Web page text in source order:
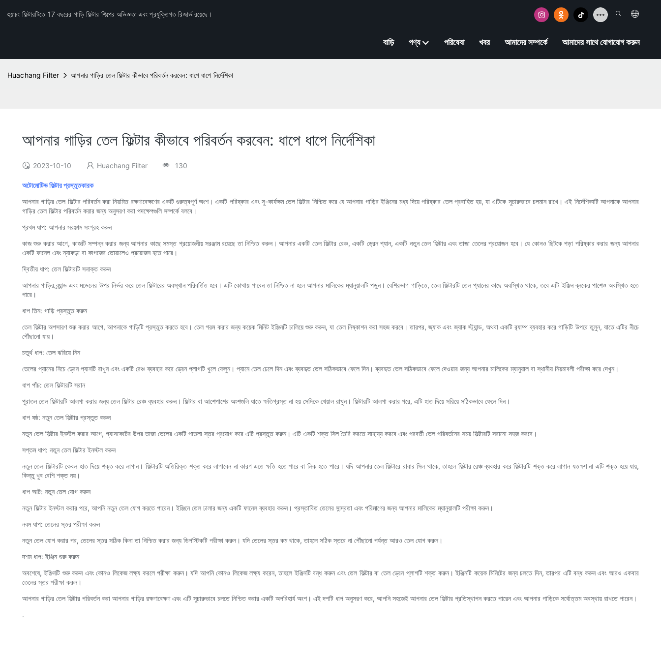
হুয়াচং ফিল্টারটিতে 17 বছরের গাড়ি ফিল্টার শিল্পের অভিজ্ঞতা এবং প্রযুক্তিগত রিজার্ভ রয়েছে।
বাড়ি পণ্য পরিষেবা খবর আমাদের সম্পর্কে আমাদের সাথে যোগাযোগ করুন
Huachang Filter আপনার গাড়ির তেল ফিল্টার কীভাবে পরিবর্তন করবেন: ধাপে ধাপে নির্দেশিকা
আপনার গাড়ির তেল ফিল্টার কীভাবে পরিবর্তন করবেন: ধাপে ধাপে নির্দেশিকা
2023-10-10 Huachang Filter 130
অটোমোটিভ ফিল্টার প্রস্তুতকারক
আপনার গাড়ির তেল ফিল্টার পরিবর্তন করা নিয়মিত রক্ষণাবেক্ষণের একটি গুরুত্বপূর্ণ অংশ। একটি পরিষ্কার এবং সু-কার্যক্ষম তেল ফিল্টার নিশ্চিত করে যে আপনার গাড়ির ইঞ্জিনের মধ্য দিয়ে পরিষ্কার তেল প্রবাহিত হয়, যা এটিকে সুচারুভাবে চলমান রাখে। এই নির্দেশিকাটি আপনাকে আপনার
গাড়ির তেল ফিল্টার পরিবর্তন করার জন্য অনুসরণ করা পদক্ষেপগুলি সম্পর্কে বলবে।
প্রথম ধাপ: আপনার সরঞ্জাম সংগ্রহ করুন
কাজ শুরু করার আগে, কাজটি সম্পন্ন করার জন্য আপনার কাছে সমস্ত প্রয়োজনীয় সরঞ্জাম রয়েছে তা নিশ্চিত করুন। আপনার একটি তেল ফিল্টার রেঞ্চ, একটি ড্রেন প্যান, একটি নতুন তেল ফিল্টার এবং তাজা তেলের প্রয়োজন হবে। যে কোনও ছিটকে পড়া পরিষ্কার করার জন্য আপনার
একটি ফানেল এবং ন্যাকড়া বা কাগজের তোয়ালেও প্রয়োজন হতে পারে।
দ্বিতীয় ধাপ: তেল ফিল্টারটি সনাক্ত করুন
আপনার গাড়ির ব্র্যান্ড এবং মডেলের উপর নির্ভর করে তেল ফিল্টারের অবস্থান পরিবর্তিত হবে। এটি কোথায় পাবেন তা নিশ্চিত না হলে আপনার মালিকের ম্যানুয়ালটি পড়ুন। বেশিরভাগ গাড়িতে, তেল ফিল্টারটি তেল প্যানের কাছে অবস্থিত থাকে, তবে এটি ইঞ্জিন ব্লকের পাশেও অবস্থিত হতে
পারে।
ধাপ তিন: গাড়ি প্রস্তুত করুন
তেল ফিল্টার অপসারণ শুরু করার আগে, আপনাকে গাড়িটি প্রস্তুত করতে হবে। তেল গরম করার জন্য কয়েক মিনিট ইঞ্জিনটি চালিয়ে শুরু করুন, যা তেল নিষ্কাশন করা সহজ করবে। তারপর, জ্যাক এবং জ্যাক স্ট্যান্ড, অথবা একটি র‍্যাম্প ব্যবহার করে গাড়িটি উপরে তুলুন, যাতে এটির নীচে
পৌঁছানো যায়।
চতুর্থ ধাপ: তেল ঝরিয়ে নিন
তেলের প্যানের নিচে ড্রেন প্যানটি রাখুন এবং একটি রেঞ্চ ব্যবহার করে ড্রেন প্লাগটি খুলে ফেলুন। প্যানে তেল ঢেলে দিন এবং ব্যবহৃত তেল সঠিকভাবে ফেলে দিন। ব্যবহৃত তেল সঠিকভাবে ফেলে দেওয়ার জন্য আপনার মালিকের ম্যানুয়াল বা স্থানীয় নিয়মাবলী পরীক্ষা করে দেখুন।
ধাপ পাঁচ: তেল ফিল্টারটি সরান
পুরাতন তেল ফিল্টারটি আলগা করার জন্য তেল ফিল্টার রেঞ্চ ব্যবহার করুন। ফিল্টার বা আশেপাশের অংশগুলি যাতে ক্ষতিগ্রস্ত না হয় সেদিকে খেয়াল রাখুন। ফিল্টারটি আলগা করার পরে, এটি হাত দিয়ে সরিয়ে সঠিকভাবে ফেলে দিন।
ধাপ ষষ্ঠ: নতুন তেল ফিল্টার প্রস্তুত করুন
নতুন তেল ফিল্টার ইনস্টল করার আগে, গ্যাসকেটের উপর তাজা তেলের একটি পাতলা স্তর প্রয়োগ করে এটি প্রস্তুত করুন। এটি একটি শক্ত সিল তৈরি করতে সাহায্য করবে এবং পরবর্তী তেল পরিবর্তনের সময় ফিল্টারটি সরানো সহজ করবে।
সপ্তম ধাপ: নতুন তেল ফিল্টার ইনস্টল করুন
নতুন তেল ফিল্টারটি কেবল হাত দিয়ে শক্ত করে লাগান। ফিল্টারটি অতিরিক্ত শক্ত করে লাগাবেন না কারণ এতে ক্ষতি হতে পারে বা লিক হতে পারে। যদি আপনার তেল ফিল্টারে রাবার সিল থাকে, তাহলে ফিল্টার রেঞ্চ ব্যবহার করে ফিল্টারটি শক্ত করে লাগান যতক্ষণ না এটি শক্ত হয়ে যায়,
কিন্তু খুব বেশি শক্ত নয়।
ধাপ আট: নতুন তেল যোগ করুন
নতুন ফিল্টার ইনস্টল করার পরে, আপনি নতুন তেল যোগ করতে পারেন। ইঞ্জিনে তেল ঢালার জন্য একটি ফানেল ব্যবহার করুন। প্রস্তাবিত তেলের সান্দ্রতা এবং পরিমাণের জন্য আপনার মালিকের ম্যানুয়ালটি পরীক্ষা করুন।
নবম ধাপ: তেলের স্তর পরীক্ষা করুন
নতুন তেল যোগ করার পর, তেলের স্তর সঠিক কিনা তা নিশ্চিত করার জন্য ডিপস্টিকটি পরীক্ষা করুন। যদি তেলের স্তর কম থাকে, তাহলে সঠিক স্তরে না পৌঁছানো পর্যন্ত আরও তেল যোগ করুন।
দশম ধাপ: ইঞ্জিন শুরু করুন
অবশেষে, ইঞ্জিনটি শুরু করুন এবং কোনও লিকেজ লক্ষ্য করলে পরীক্ষা করুন। যদি আপনি কোনও লিকেজ লক্ষ্য করেন, তাহলে ইঞ্জিনটি বন্ধ করুন এবং তেল ফিল্টার বা তেল ড্রেন প্লাগটি শক্ত করুন। ইঞ্জিনটি কয়েক মিনিটের জন্য চলতে দিন, তারপর এটি বন্ধ করুন এবং আরও একবার
তেলের স্তর পরীক্ষা করুন।
আপনার গাড়ির তেল ফিল্টার পরিবর্তন করা আপনার গাড়ির রক্ষণাবেক্ষণ এবং এটি সুচারুভাবে চলতে নিশ্চিত করার একটি অপরিহার্য অংশ। এই দশটি ধাপ অনুসরণ করে, আপনি সহজেই আপনার তেল ফিল্টার প্রতিস্থাপন করতে পারেন এবং আপনার গাড়িকে সর্বোত্তম অবস্থায় রাখতে পারেন।
.